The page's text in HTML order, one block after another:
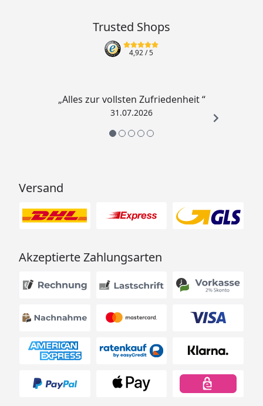
Trusted Shops
4,92/ 5
„Alles zur vollsten Zufriedenheit “
31.07.2026
Versand
Akzeptierte Zahlungsarten